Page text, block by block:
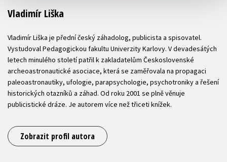
Vladimír Liška
Vladimír Liška je přední český záhadolog, publicista a spisovatel.
Vystudoval Pedagogickou fakultu Univerzity Karlovy. V devadesátých
letech minulého století patřil k zakladatelům Československé
archeoastronautické asociace, která se zaměřovala na propagaci
paleoastronautiky, ufologie, parapsychologie, psychotroniky a řešení
historických otazníků a záhad. Od roku 2001 se plně věnuje
publicistické dráze. Je autorem více než třiceti knížek.
Zobrazit profil autora